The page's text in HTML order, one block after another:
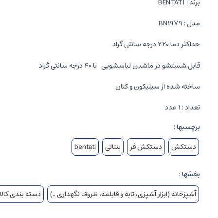
مدل : BN1979
حداکثر دما 220 درجه سانتی گراد
قابل شستشو در ماشین لباسشویی تا 40 درجه سانتی گراد
ساخته شده از سیلیکون و کتان
تعداد : 1 عدد
برچسبها :
دستکش
دستکش فر بنتاتی bentati
بخشها :
آشپزخانه (ابزار آشپزی، تابه و قابلمه، ظروف نگهداری ..)
دسته بندی